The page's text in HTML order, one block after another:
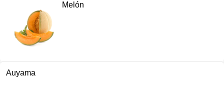
Melón
Auyama